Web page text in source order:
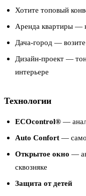
Хотите топовый
Аренда квартиры —
Дача-город —
Дизайн-проект —
интерьере
Технологии
ECOcontrol® —
Auto Confort —
Открытое окно —
сквозняке
Защита от детей